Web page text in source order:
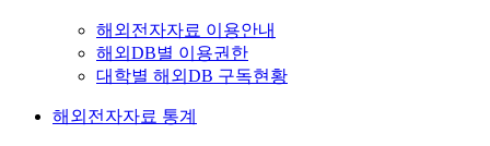
해외전자자료 이용안내
해외DB별 이용권한
대학별 해외DB 구독현황
해외전자자료 통계